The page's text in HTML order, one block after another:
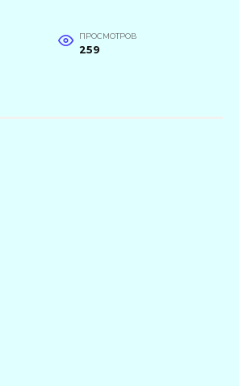
ПРОСМОТРОВ
259